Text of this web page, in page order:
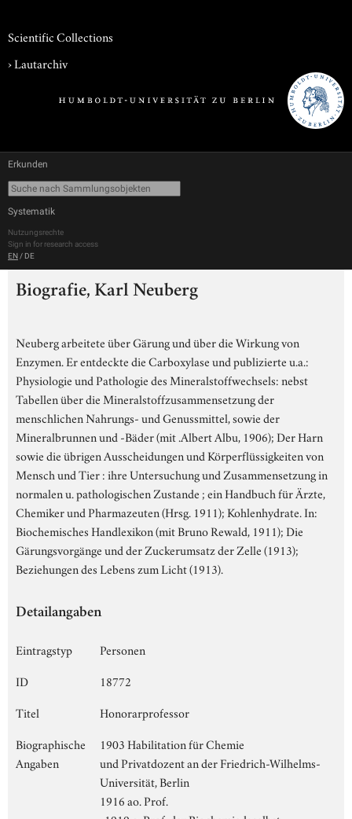
Scientific Collections
›Lautarchiv
Erkunden
Systematik
Nutzungsrechte
Sign in for research access
EN / DE
Biografie, Karl Neuberg
Neuberg arbeitete über Gärung und über die Wirkung von
Enzymen. Er entdeckte die Carboxylase und publizierte u.a.:
Physiologie und Pathologie des Mineralstoffwechsels: nebst
Tabellen über die Mineralstoffzusammensetzung der
menschlichen Nahrungs- und Genussmittel, sowie der
Mineralbrunnen und -Bäder (mit .Albert Albu, 1906); Der Harn
sowie die übrigen Ausscheidungen und Körperflüssigkeiten von
Mensch und Tier : ihre Untersuchung und Zusammensetzung in
normalen u. pathologischen Zustande ; ein Handbuch für Ärzte,
Chemiker und Pharmazeuten (Hrsg. 1911); Kohlenhydrate. In:
Biochemisches Handlexikon (mit Bruno Rewald, 1911); Die
Gärungsvorgänge und der Zuckerumsatz der Zelle (1913);
Beziehungen des Lebens zum Licht (1913).
Detailangaben
Eintragstyp
Personen
ID
18772
Titel
Honorarprofessor
Biographische
Angaben
1903 Habilitation für Chemie
und Privatdozent an der Friedrich-Wilhelms-
Universität, Berlin
1916 ao. Prof.